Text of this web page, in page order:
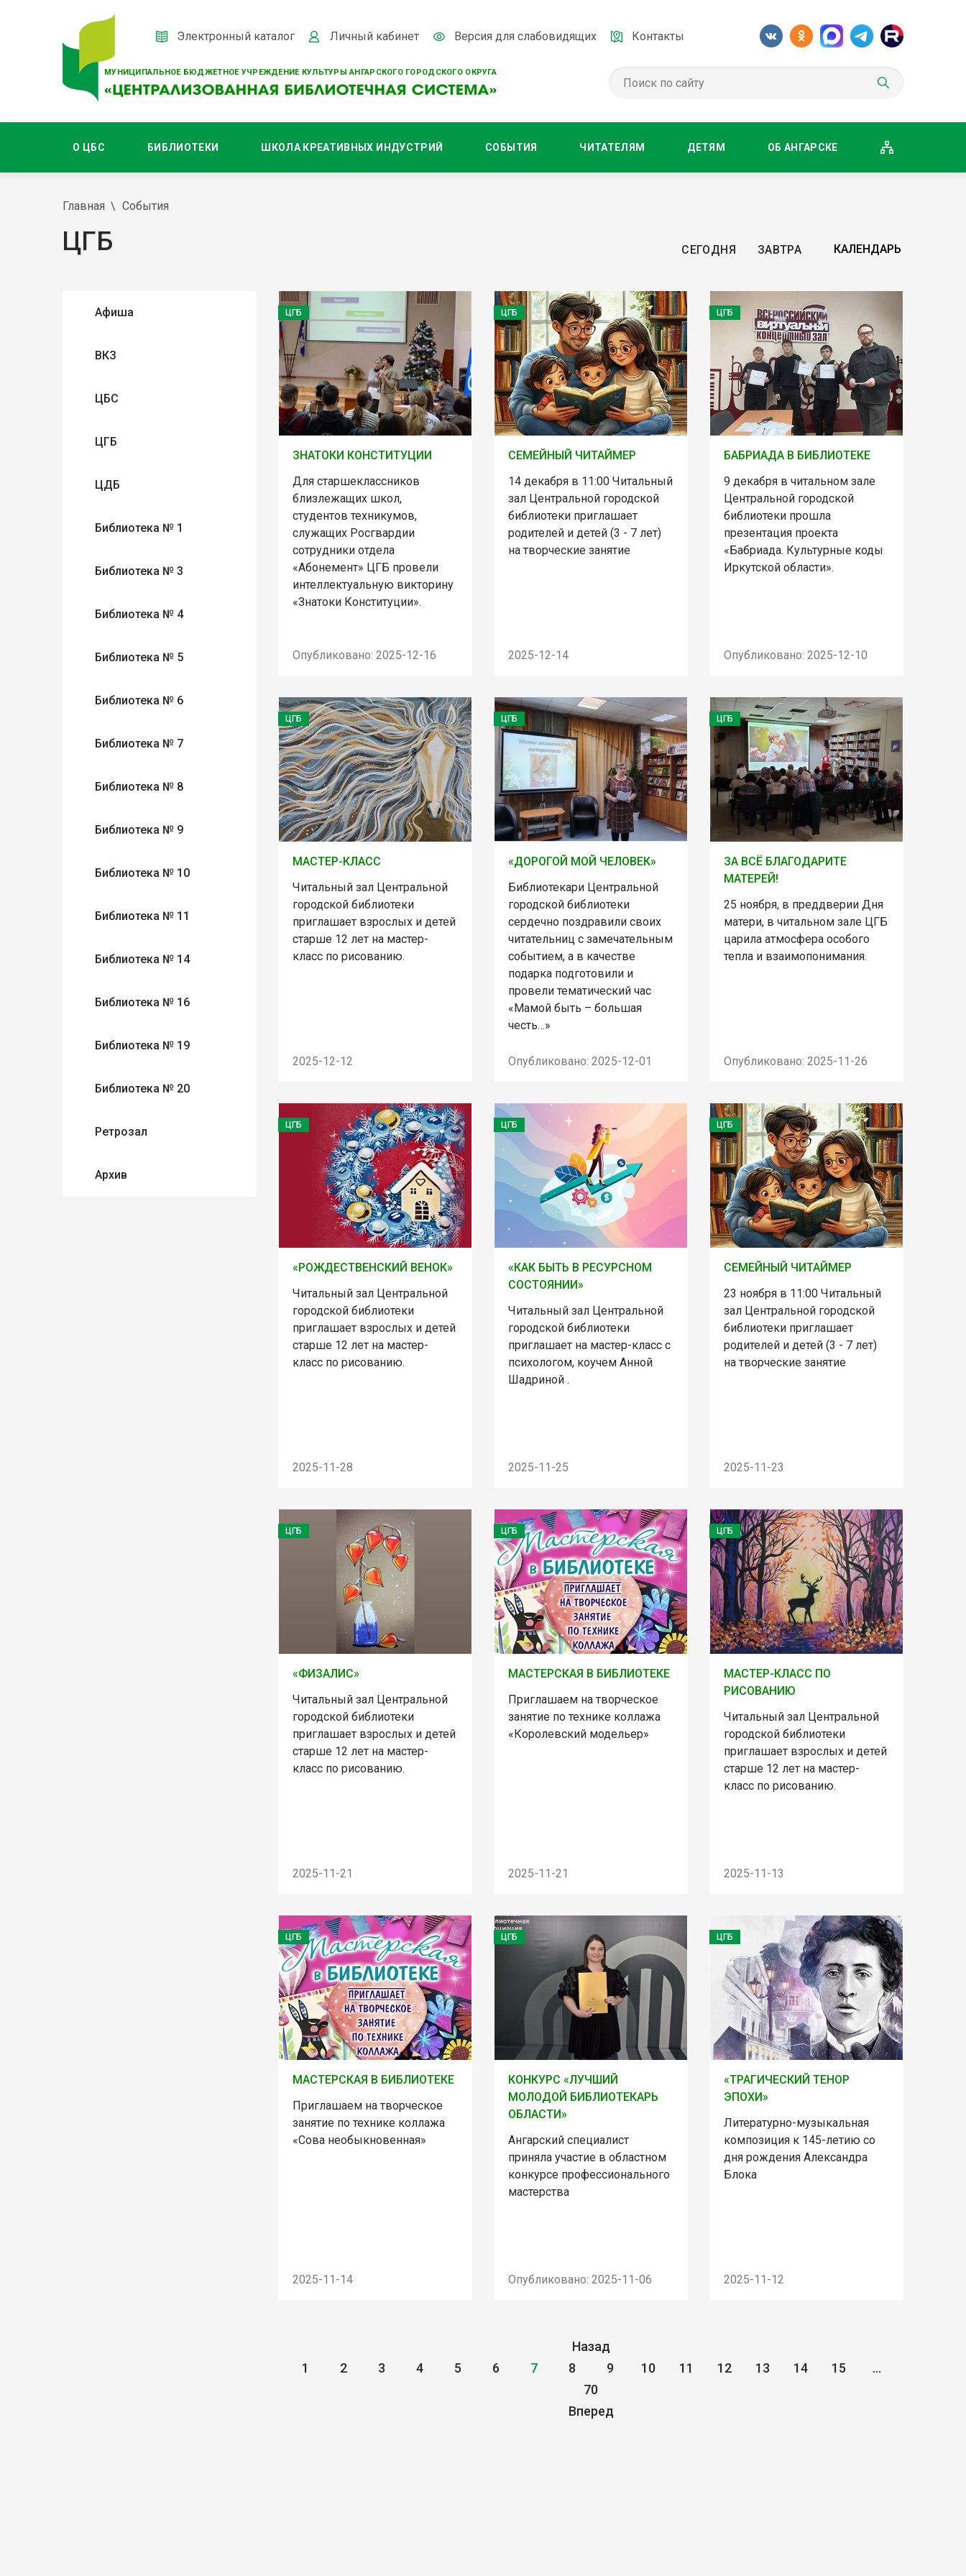
МУНИЦИПАЛЬНОЕ БЮДЖЕТНОЕ УЧРЕЖДЕНИЕ КУЛЬТУРЫ АНГАРСКОГО ГОРОДСКОГО ОКРУГА
Электронный каталог Личный кабинет Версия для слабовидящих Контакты
О ЦБС БИБЛИОТЕКИ ШКОЛА КРЕАТИВНЫХ ИНДУСТРИЙ СОБЫТИЯ ЧИТАТЕЛЯМ ДЕТЯМ ОБ АНГАРСКЕ
Главная События
ЦГБ СЕГОДНЯ ЗАВТРА
Афиша
ВКЗ
ЦБС
ЦГБ
ЦДБ
Библиотека № 1
Библиотека № 3
Библиотека № 4
Библиотека № 5
Библиотека № 6
Библиотека № 7
Библиотека № 8
Библиотека № 9
Библиотека № 10
Библиотека № 11
Библиотека № 14
Библиотека № 16
Библиотека № 19
Библиотека № 20
Ретрозал
Архив
ЦГБ
ЗНАТОКИ КОНСТИТУЦИИ
Для старшеклассников
близлежащих школ,
студентов техникумов,
служащих Росгвардии
сотрудники отдела
«Абонемент» ЦГБ провели
интеллектуальную викторину
«Знатоки Конституции».
Опубликовано: 2025-12-16
ЦГБ
СЕМЕЙНЫЙ ЧИТАЙМЕР
14 декабря в 11:00 Читальный
зал Центральной городской
библиотеки приглашает
родителей и детей (3 - 7 лет)
на творческие занятие
2025-12-14
ЦГБ
БАБРИАДА В БИБЛИОТЕКЕ
9 декабря в читальном зале
Центральной городской
библиотеки прошла
презентация проекта
«Бабриада. Культурные коды
Иркутской области».
Опубликовано: 2025-12-10
ЦГБ
МАСТЕР-КЛАСС
Читальный зал Центральной
городской библиотеки
приглашает взрослых и детей
старше 12 лет на мастер-
класс по рисованию.
2025-12-12
ЦГБ
«ДОРОГОЙ МОЙ ЧЕЛОВЕК»
Библиотекари Центральной
городской библиотеки
сердечно поздравили своих
читательниц с замечательным
событием, а в качестве
подарка подготовили и
провели тематический час
«Мамой быть – большая
честь…»
Опубликовано: 2025-12-01
ЦГБ
ЗА ВСЁ БЛАГОДАРИТЕ
МАТЕРЕЙ!
25 ноября, в преддверии Дня
матери, в читальном зале ЦГБ
царила атмосфера особого
тепла и взаимопонимания.
Опубликовано: 2025-11-26
ЦГБ
«РОЖДЕСТВЕНСКИЙ ВЕНОК»
Читальный зал Центральной
городской библиотеки
приглашает взрослых и детей
старше 12 лет на мастер-
класс по рисованию.
2025-11-28
ЦГБ
«КАК БЫТЬ В РЕСУРСНОМ
СОСТОЯНИИ»
Читальный зал Центральной
городской библиотеки
приглашает на мастер-класс с
психологом, коучем Анной
Шадриной .
2025-11-25
ЦГБ
СЕМЕЙНЫЙ ЧИТАЙМЕР
23 ноября в 11:00 Читальный
зал Центральной городской
библиотеки приглашает
родителей и детей (3 - 7 лет)
на творческие занятие
2025-11-23
ЦГБ
«ФИЗАЛИС»
Читальный зал Центральной
городской библиотеки
приглашает взрослых и детей
старше 12 лет на мастер-
класс по рисованию.
2025-11-21
ЦГБ
МАСТЕРСКАЯ В БИБЛИОТЕКЕ
Приглашаем на творческое
занятие по технике коллажа
«Королевский модельер»
2025-11-21
ЦГБ
МАСТЕР-КЛАСС ПО
РИСОВАНИЮ
Читальный зал Центральной
городской библиотеки
приглашает взрослых и детей
старше 12 лет на мастер-
класс по рисованию.
2025-11-13
ЦГБ
МАСТЕРСКАЯ В БИБЛИОТЕКЕ
Приглашаем на творческое
занятие по технике коллажа
«Сова необыкновенная»
2025-11-14
ЦГБ
КОНКУРС «ЛУЧШИЙ
МОЛОДОЙ БИБЛИОТЕКАРЬ
ОБЛАСТИ»
Ангарский специалист
приняла участие в областном
конкурсе профессионального
мастерства
Опубликовано: 2025-11-06
ЦГБ
«ТРАГИЧЕСКИЙ ТЕНОР
ЭПОХИ»
Литературно-музыкальная
композиция к 145-летию со
дня рождения Александра
Блока
2025-11-12
Назад
1
2 3 4 5 6 7 8 9 10 11 12 13 14 15
...
70
Вперед